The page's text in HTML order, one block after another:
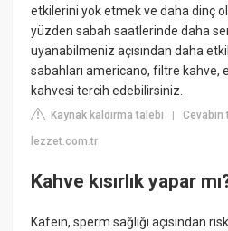
etkilerini yok etmek ve daha dinç
yüzden sabah saatlerinde daha
uyanabilmeniz açısından daha
sabahları americano, filtre kahve,
kahvesi tercih edebilirsiniz.
Kaynak kaldırma talebi |Cevabın
lezzet.com.tr
Kahve kısırlık yapar
Kafein, sperm sağlığı açısından